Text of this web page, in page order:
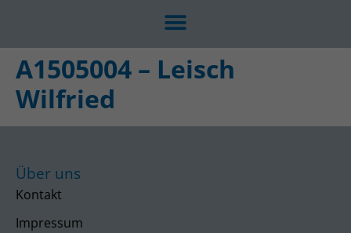
A1505004 – Leisch
Wilfried
Über uns
Kontakt
Impressum